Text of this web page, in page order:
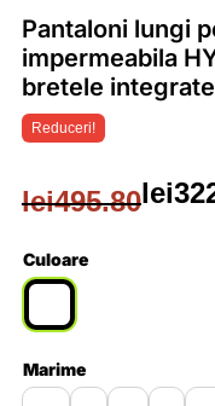
Reduceri!
Pantaloni lungi
impermeabila
bretele
lei495.80
Prețul
inițial
a
fost:
lei
Prețul
curent
este:
lei322.27.
Culoare
Marime